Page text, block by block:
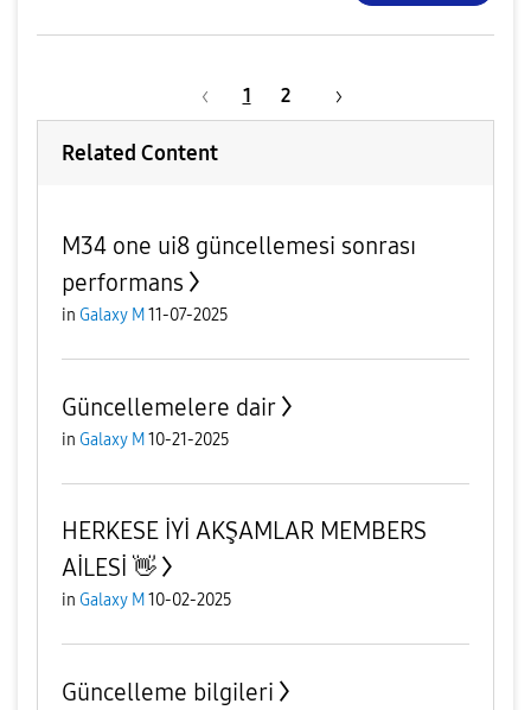
1 2
Related Content
M34 one ui8 güncellemesi sonrası
performans
in Galaxy M 11-07-2025
Güncellemelere dair
in Galaxy M 10-21-2025
HERKESE İYİ AKŞAMLAR MEMBERS
AİLESİ 👋
in Galaxy M 10-02-2025
Güncelleme bilgileri